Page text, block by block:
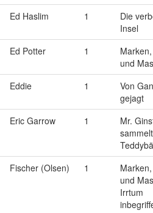
Ed Haslim 1
Die
Insel
Ed Potter 1
und
Eddie 1
Von
gejagt
Eric Garrow 1
Mr.
sammelt
Fischer (Olsen) 1
und
Irrtum